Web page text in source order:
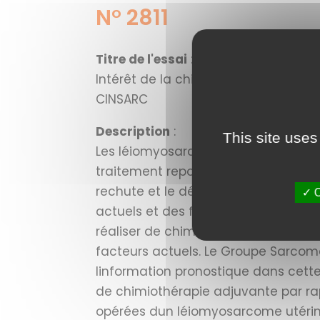
N° 2811
Titre de l'essai :
Intérêt de la chimiothérapie
CINSARC
Description :
Les léiomyosarcomes utérins sont
traitement repose sur la chirurgie.
rechute et le décès qui en découle
actuels et des facteurs prédictifs
réaliser de chimiothérapie, alors
facteurs actuels. Le Groupe
linformation pronostique dans
de chimiothérapie adjuvante par
opérées dun léiomyosarcome
This site
✓